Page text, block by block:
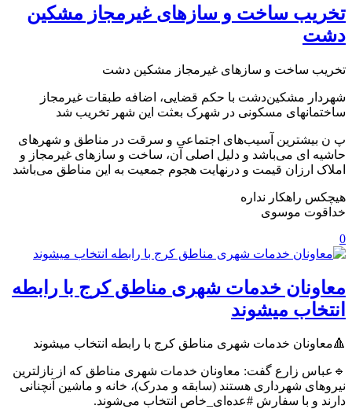
تخریب ساخت و سازهای غیرمجاز مشکین
دشت
تخریب ساخت و سازهای غیرمجاز مشکین دشت
شهردار مشکین‌دشت با حکم قضایی، اضافه طبقات غیرمجاز
ساختمانهای مسکونی در شهرک بعثت این شهر تخریب شد
پ ن بیشترین آسیب‌های اجتماعی و سرقت در مناطق و شهرهای
حاشیه ای می‌باشد و دلیل اصلی آن، ساخت و سازهای غیرمجاز و
املاک ارزان قیمت و درنهایت هجوم جمعیت به این مناطق می‌باشد
هیچکس راهکار نداره
خداقوت موسوی
0
معاونان خدمات شهری مناطق کرج با رابطه
انتخاب میشوند
🔺معاونان خدمات شهری مناطق کرج با رابطه انتخاب میشوند
🔹عباس زارع گفت: معاونان خدمات شهری مناطق که از نازلترین
نیروهای شهرداری هستند (سابقه و مدرک)، خانه و ماشین آنچنانی
دارند و با سفارش #عده‌ای_خاص انتخاب می‌شوند.